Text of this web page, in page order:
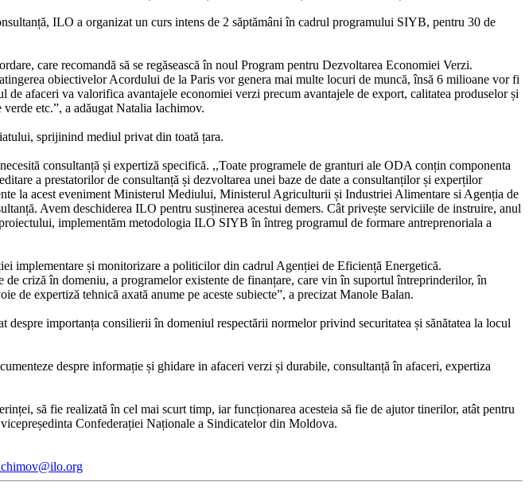
ILO a organizat un curs intens de 2 săptămâni în cadrul programului SIYB, pentru 30 de
care recomandă să se regăsească în noul Program pentru Dezvoltarea Economiei Verzi.
obiectivelor Acordului de la Paris vor genera mai multe locuri de muncă, însă 6 milioane vor fi
afaceri va valorifica avantajele economiei verzi precum avantajele de export, calitatea produselor și
etc.”, a adăugat Natalia Iachimov.
sprijinind mediul privat din toată țara.
consultanță și expertiză specifică. ,,Toate programele de granturi ale ODA conțin componenta
a prestatorilor de consultanță și dezvoltarea unei baze de date a consultanților și experților
la acest eveniment Ministerul Mediului, Ministerul Agriculturii și Industriei Alimentare si Agenția de
Avem deschiderea ILO pentru susținerea acestui demers. Cât privește serviciile de instruire, anul
implementăm metodologia ILO SIYB în întreg programul de formare antreprenoriala a
implementare și monitorizare a politicilor din cadrul Agenției de Eficiență Energetică.
criză în domeniu, a programelor existente de finanțare, care vin în suportul întreprinderilor, în
de expertiză tehnică axată anume pe aceste subiecte”, a precizat Manole Balan.
importanța consilierii în domeniul respectării normelor privind securitatea și sănătatea la locul
despre informație și ghidare in afaceri verzi și durabile, consultanță în afaceri, expertiza
să fie realizată în cel mai scurt timp, iar funcționarea acesteia să fie de ajutor tinerilor, atât pentru
Confederației Naționale a Sindicatelor din Moldova.